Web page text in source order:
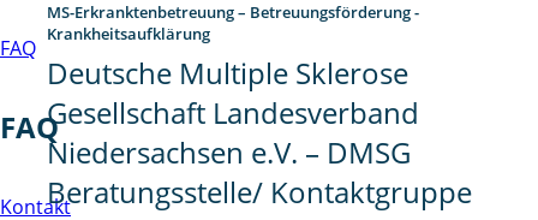
FAQ
FAQ
Kontakt
MS-Erkranktenbetreuung – Betreuungsförderung -
Krankheitsaufklärung
Deutsche Multiple Sklerose
Gesellschaft Landesverband
Niedersachsen e.V. – DMSG
Beratungsstelle/ Kontaktgruppe